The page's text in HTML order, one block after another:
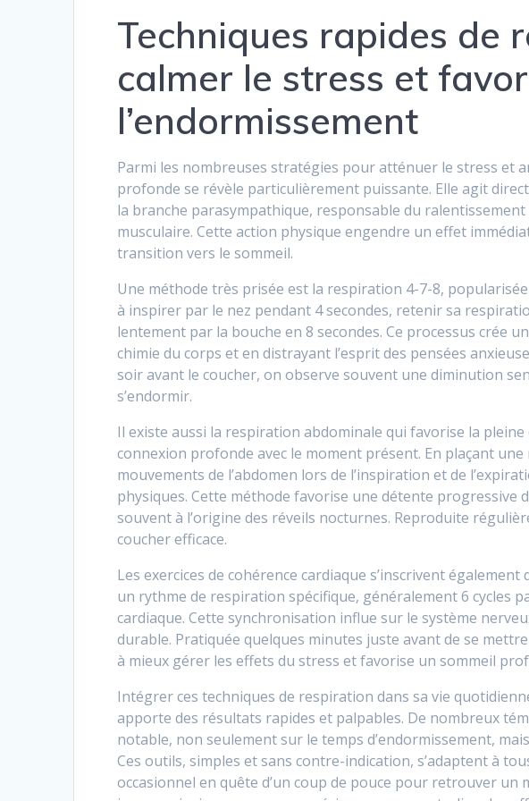
Techniques rapides de
calmer le stress et
l’endormissement
Parmi les nombreuses stratégies pour atténuer le stress et
profonde se révèle particulièrement puissante. Elle agit
la branche parasympathique, responsable du
musculaire. Cette action physique engendre un effet
transition vers le sommeil.
Une méthode très prisée est la respiration 4-7-8,
à inspirer par le nez pendant 4 secondes, retenir sa
lentement par la bouche en 8 secondes. Ce processus crée
chimie du corps et en distrayant l’esprit des pensées
soir avant le coucher, on observe souvent une diminution
s’endormir.
Il existe aussi la respiration abdominale qui favorise la
connexion profonde avec le moment présent. En plaçant
mouvements de l’abdomen lors de l’inspiration et de
physiques. Cette méthode favorise une détente progressive
souvent à l’origine des réveils nocturnes. Reproduite
coucher efficace.
Les exercices de cohérence cardiaque s’inscrivent
un rythme de respiration spécifique, généralement 6 cycles
cardiaque. Cette synchronisation influe sur le système
durable. Pratiquée quelques minutes juste avant de se
à mieux gérer les effets du stress et favorise un sommeil
Intégrer ces techniques de respiration dans sa vie
apporte des résultats rapides et palpables. De nombreux
notable, non seulement sur le temps d’endormissement,
Ces outils, simples et sans contre-indication, s’adaptent à
occasionnel en quête d’un coup de pouce pour retrouver